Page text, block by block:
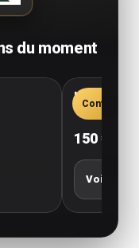
du moment
Confort
New
150 €
Voir le